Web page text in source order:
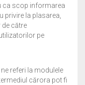
ca scop informarea
privire la plasarea,
către
pe
referi la modulele
cărora pot fi